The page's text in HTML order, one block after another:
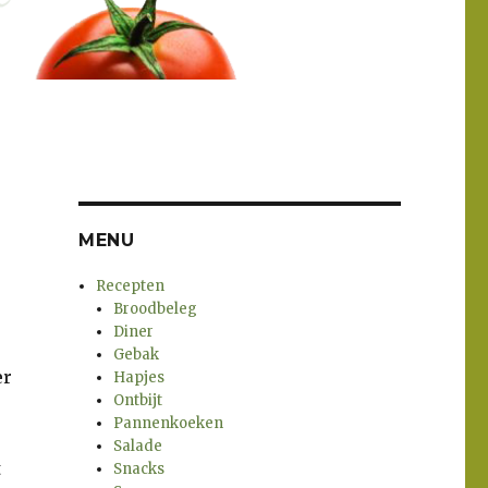
MENU
Recepten
Broodbeleg
Diner
Gebak
Hapjes
Ontbijt
Pannenkoeken
Salade
Snacks